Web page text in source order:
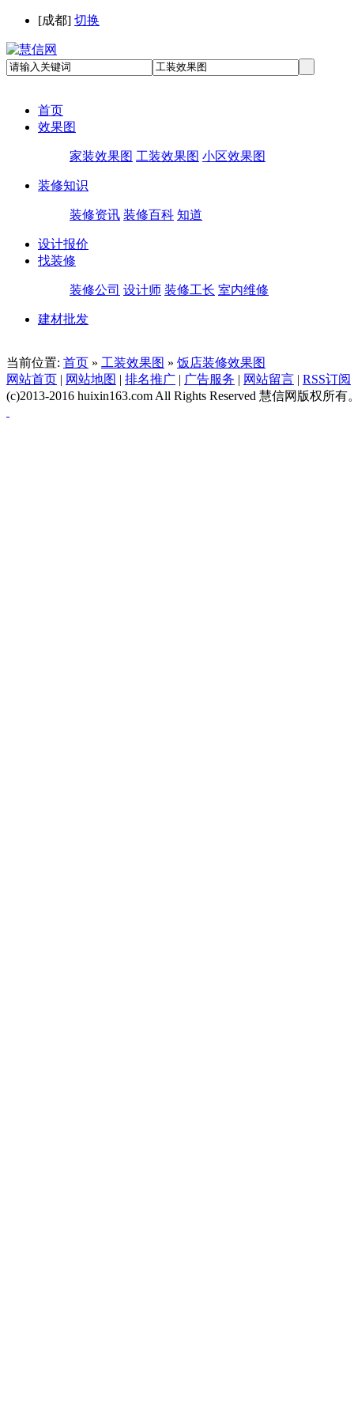
[成都] 切换
首页
效果图
家装效果图 工装效果图 小区效果图
装修知识
装修资讯 装修百科 知道
设计报价
找装修
装修公司 设计师 装修工长 室内维修
建材批发
当前位置: 首页 » 工装效果图 » 饭店装修效果图
网站首页 | 网站地图 | 排名推广 | 广告服务 | 网站留言 | RSS订阅
(c)2013-2016 huixin163.com All Rights Reserved 慧信网版权所有